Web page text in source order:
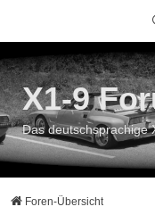
X1-9
Das deutschsprachige
Foren-Übersicht